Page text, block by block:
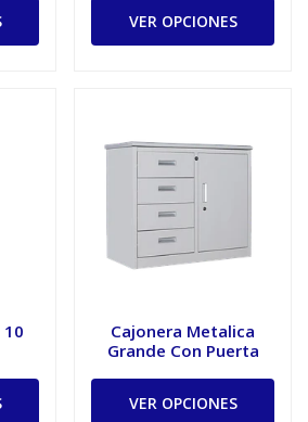
VER OPCIONES
Cajonera Metalica
Grande Con Puerta
VER OPCIONES